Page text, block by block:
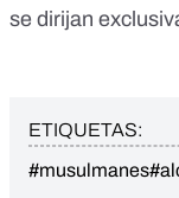
se dirijan
ETIQUETAS:
#musulmanes